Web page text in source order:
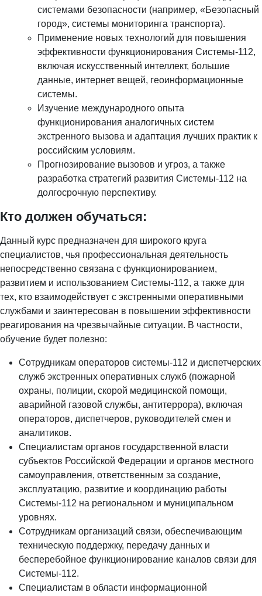
системами безопасности (например, «Безопасный
город», системы мониторинга транспорта).
Применение новых технологий для повышения
эффективности функционирования Системы-112,
включая искусственный интеллект, большие
данные, интернет вещей, геоинформационные
системы.
Изучение международного опыта
функционирования аналогичных систем
экстренного вызова и адаптация лучших практик к
российским условиям.
Прогнозирование вызовов и угроз, а также
разработка стратегий развития Системы-112 на
долгосрочную перспективу.
Кто должен обучаться:
Данный курс предназначен для широкого круга
специалистов, чья профессиональная деятельность
непосредственно связана с функционированием,
развитием и использованием Системы-112, а также для
тех, кто взаимодействует с экстренными оперативными
службами и заинтересован в повышении эффективности
реагирования на чрезвычайные ситуации. В частности,
обучение будет полезно:
Сотрудникам операторов системы-112 и диспетчерских
служб экстренных оперативных служб (пожарной
охраны, полиции, скорой медицинской помощи,
аварийной газовой службы, антитеррора), включая
операторов, диспетчеров, руководителей смен и
аналитиков.
Специалистам органов государственной власти
субъектов Российской Федерации и органов местного
самоуправления, ответственным за создание,
эксплуатацию, развитие и координацию работы
Системы-112 на региональном и муниципальном
уровнях.
Сотрудникам организаций связи, обеспечивающим
техническую поддержку, передачу данных и
бесперебойное функционирование каналов связи для
Системы-112.
Специалистам в области информационной